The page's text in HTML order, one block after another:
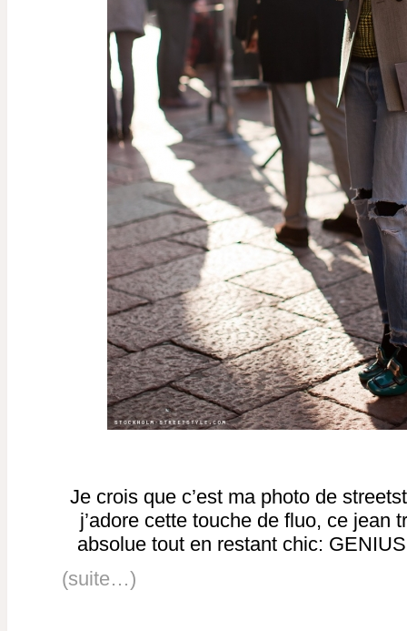
Je crois que c’est ma photo de
j’adore cette touche de fluo, ce jean
absolue tout en restant chic:
(suite…)